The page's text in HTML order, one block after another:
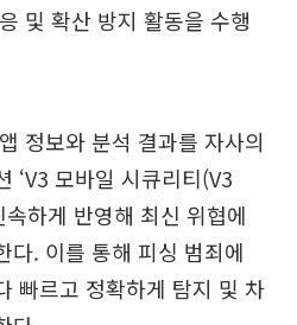
및 확산 방지 활동을 수행
정보와 분석 결과를 자사의
‘V3 모바일 시큐리티(V3
하게 반영해 최신 위협에
다. 이를 통해 피싱 범죄에
빠르고 정확하게 탐지 및 차